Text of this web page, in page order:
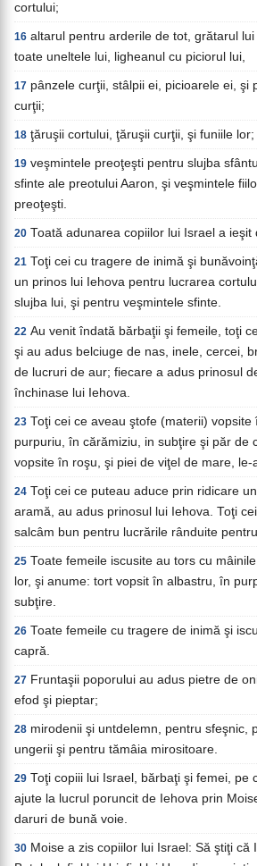
cortului;
16 altarul pentru arderile de tot, grătarul
toate uneltele lui, ligheanul cu piciorul lui,
17 pânzele curţii, stâlpii ei, picioarele ei, şi
curţii;
18 ţăruşii cortului, ţăruşii curţii, şi funiile lor;
19 veşmintele preoţeşti pentru slujba
sfinte ale preotului Aaron, şi veşmintele
preoţeşti.
20 Toată adunarea copiilor lui Israel a ieşit
21 Toţi cei cu tragere de inimă şi
un prinos lui Iehova pentru lucrarea
slujba lui, şi pentru veşmintele sfinte.
22 Au venit îndată bărbaţii şi femeile, toţi
şi au adus belciuge de nas, inele, cercei,
de lucruri de aur; fiecare a adus prinosul
închinase lui Iehova.
23 Toţi cei ce aveau ştofe (materii) vopsite
purpuriu, în cărămiziu, in subţire şi păr de
vopsite în roşu, şi piei de viţel de mare, le-
24 Toţi cei ce puteau aduce prin ridicare
aramă, au adus prinosul lui Iehova. Toţi
salcâm bun pentru lucrările rânduite
25 Toate femeile iscusite au tors cu
lor, şi anume: tort vopsit în albastru, în
subţire.
26 Toate femeile cu tragere de inimă şi
capră.
27 Fruntaşii poporului au adus pietre de
efod şi pieptar;
28 mirodenii şi untdelemn, pentru sfeşnic,
ungerii şi pentru tămâia mirositoare.
29 Toţi copiii lui Israel, bărbaţi şi femei, pe
ajute la lucrul poruncit de Iehova prin
daruri de bună voie.
30 Moise a zis copiilor lui Israel: Să ştiţi că